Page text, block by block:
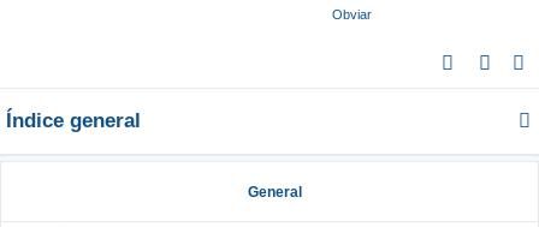
Obviar
u
Índice general
General